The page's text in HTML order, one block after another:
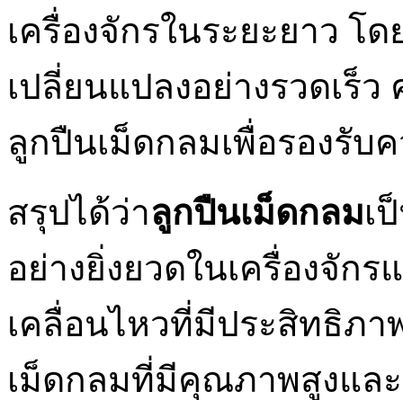
เครื่องจักรในระยะยาว โ
เปลี่ยนแปลงอย่างรวดเร็
ลูกปืนเม็ดกลมเพื่อรองรับ
สรุปได้ว่าลูกปืนเม็ดกลมเ
อย่างยิ่งยวดในเครื่องจัก
เคลื่อนไหวที่มีประสิทธิภ
เม็ดกลมที่มีคุณภาพสูงแล